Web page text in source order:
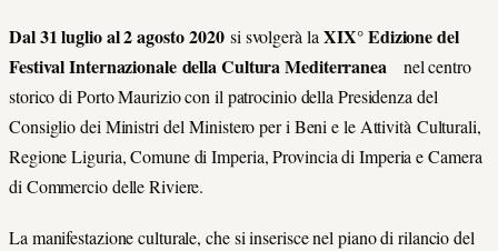
Dal 31 luglio al 2 agosto 2020 si svolgerà laXIX° Edizione del
Festival Internazionale della Cultura Mediterranea nel centro
storico di Porto Maurizio con il patrocinio della Presidenza del
Consiglio dei Ministri del Ministero per i Beni e le Attività Culturali,
Regione Liguria, Comune di Imperia, Provincia di Imperia e Camera
di Commercio delle Riviere.
La manifestazione culturale, che si inserisce nel piano di rilancio del